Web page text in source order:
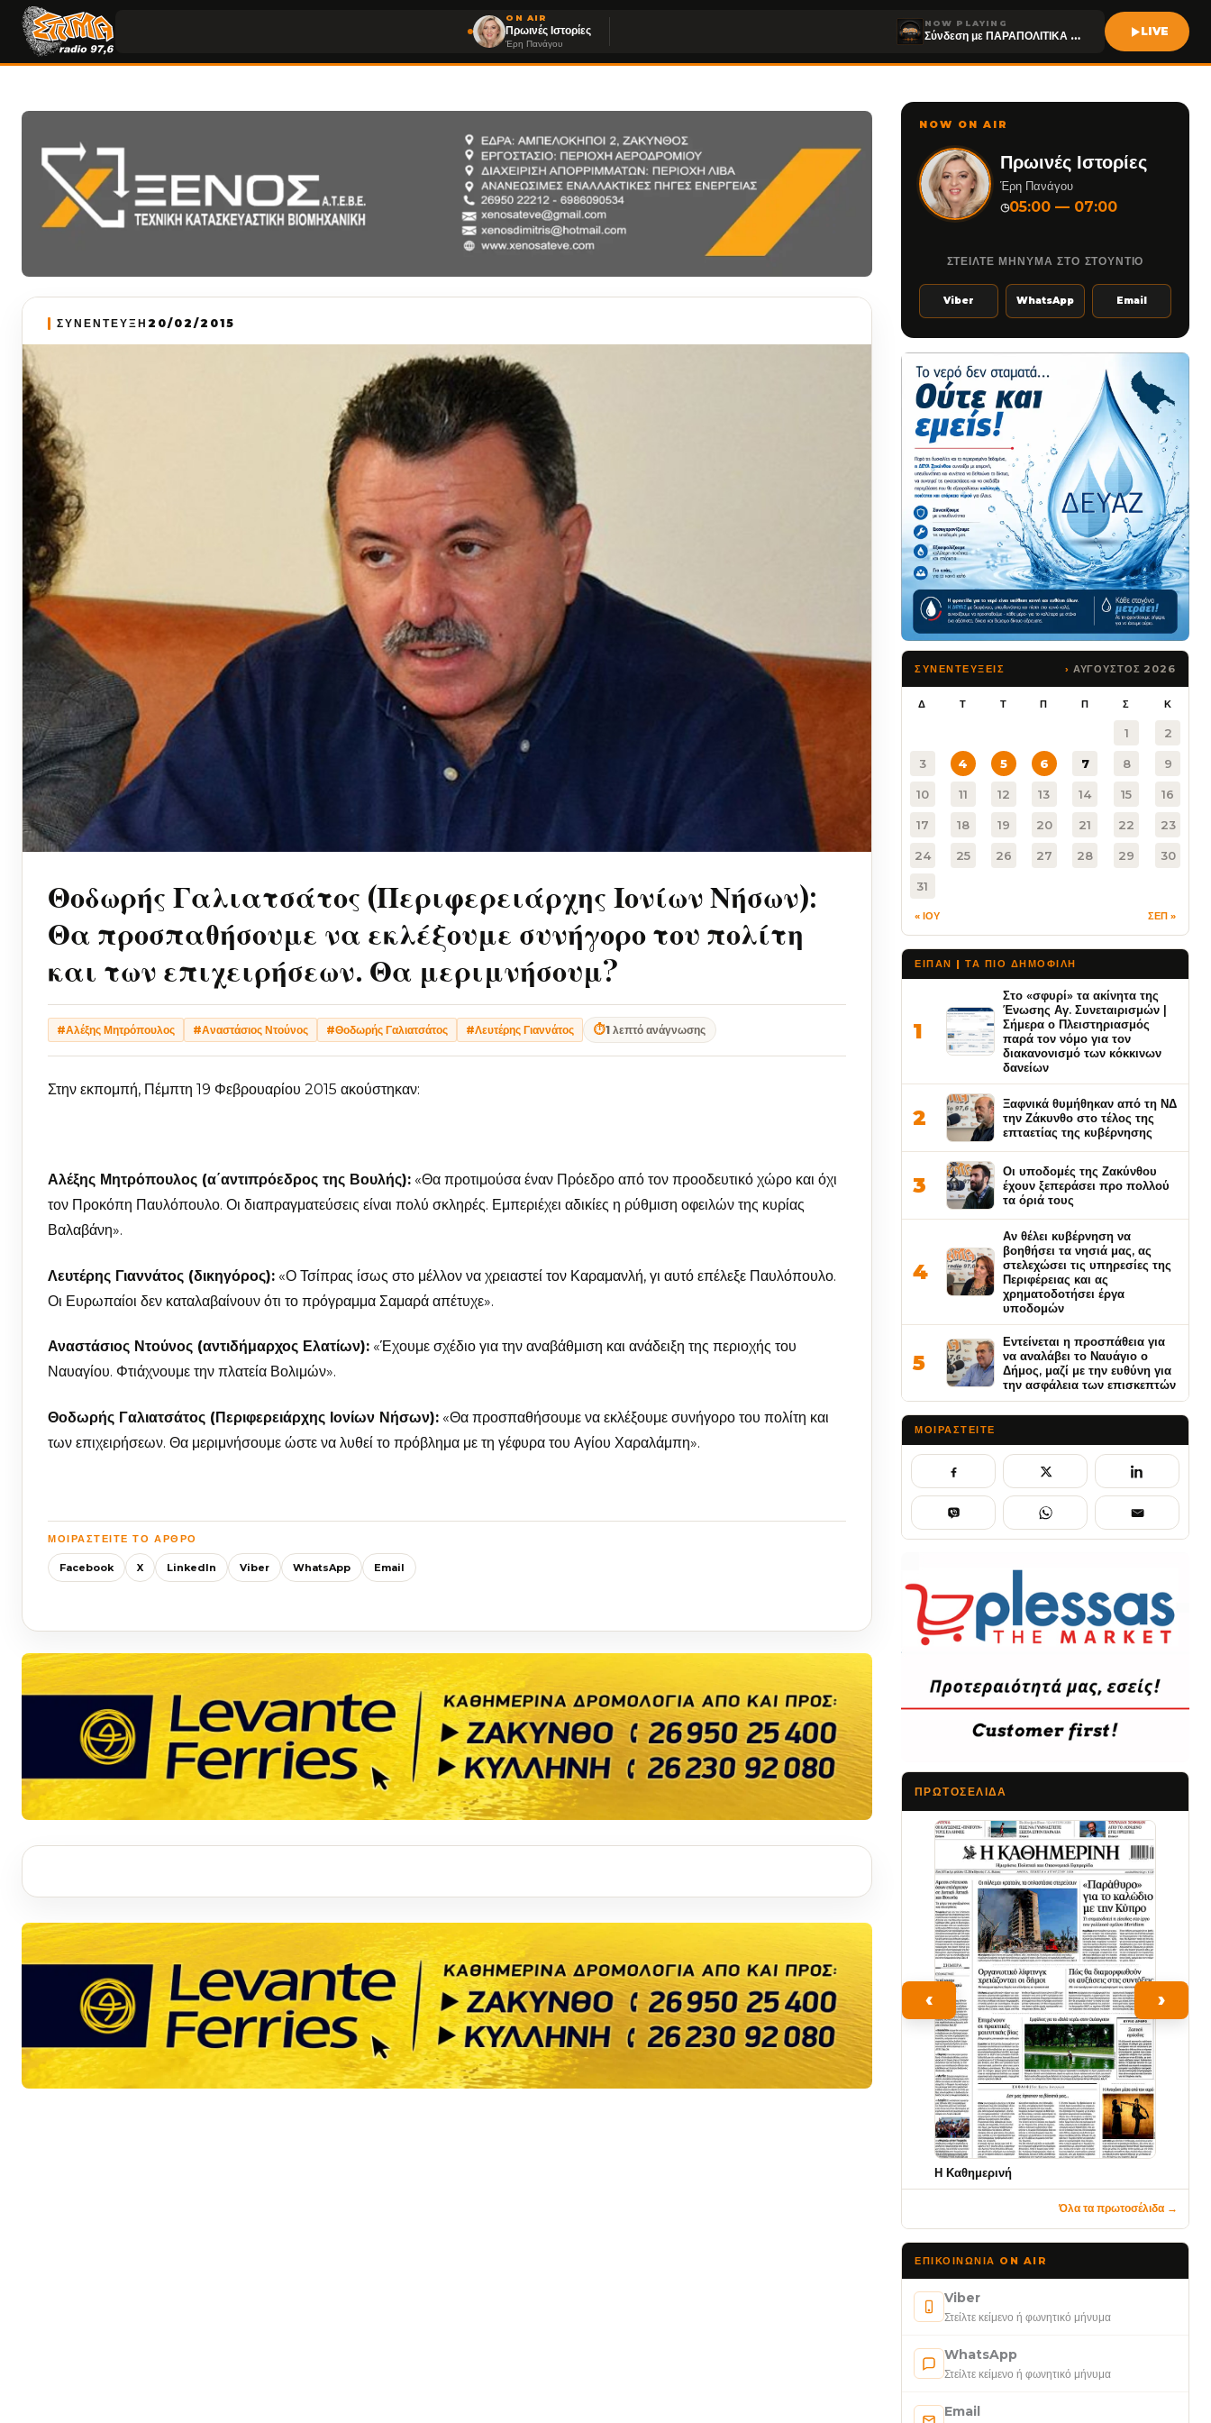
ON AIR
Πρωινές Ιστορίες
Έρη Πανάγου
NOW PLAYING
Σύνδεση με ΠΑΡΑΠΟΛΙΤΙΚΑ FM LIVE
ΣΥΝΕΝΤΕΥΞΗ 20/02/2015
Θοδωρής Γαλιατσάτος (Περιφερειάρχης Ιονίων Νήσων):
Θα προσπαθήσουμε να εκλέξουμε συνήγορο του πολίτη
και των επιχειρήσεων. Θα μεριμνήσουμ?
#Αλέξης Μητρόπουλος #Αναστάσιος Ντούνος #Θοδωρής Γαλιατσάτος #Λευτέρης Γιαννάτος ⏱1 λεπτό ανάγνωσης
Στην εκπομπή, Πέμπτη 19 Φεβρουαρίου 2015 ακούστηκαν:
Αλέξης Μητρόπουλος (α΄αντιπρόεδρος της Βουλής): «Θα προτιμούσα έναν Πρόεδρο από τον προοδευτικό χώρο και όχι
τον Προκόπη Παυλόπουλο. Οι διαπραγματεύσεις είναι πολύ σκληρές. Εμπεριέχει αδικίες η ρύθμιση οφειλών της κυρίας
Βαλαβάνη».
Λευτέρης Γιαννάτος (δικηγόρος): «Ο Τσίπρας ίσως στο μέλλον να χρειαστεί τον Καραμανλή, γι αυτό επέλεξε Παυλόπουλο.
Οι Ευρωπαίοι δεν καταλαβαίνουν ότι το πρόγραμμα Σαμαρά απέτυχε».
Αναστάσιος Ντούνος (αντιδήμαρχος Ελατίων): «Έχουμε σχέδιο για την αναβάθμιση και ανάδειξη της περιοχής του
Ναυαγίου. Φτιάχνουμε την πλατεία Βολιμών».
Θοδωρής Γαλιατσάτος (Περιφερειάρχης Ιονίων Νήσων): «Θα προσπαθήσουμε να εκλέξουμε συνήγορο του πολίτη και
των επιχειρήσεων. Θα μεριμνήσουμε ώστε να λυθεί το πρόβλημα με τη γέφυρα του Αγίου Χαραλάμπη».
ΜΟΙΡΑΣΤΕΊΤΕ ΤΟ ΆΡΘΡΟ
Facebook X LinkedIn Viber WhatsApp Email
NOW ON AIR
Πρωινές Ιστορίες
Έρη Πανάγου
◷05:00 — 07:00
ΣΤΕΙΛΤΕ ΜΗΝΥΜΑ ΣΤΟ ΣΤΟΥΝΤΙΟ
Viber WhatsApp Email
ΣΥΝΕΝΤΕΥΞΕΙΣ ΑΥΓΟΥΣΤΟΣ 2026
Δ Τ Τ Π Π Σ Κ
1 2
3 4 5 6 7 8 9
10 11 12 13 14 15 16
17 18 19 20 21 22 23
24 25 26 27 28 29 30
31
« ΙΟΥ ΣΕΠ »
ΕΙΠΑΝ | ΤΑ ΠΙΟ ΔΗΜΟΦΙΛΉ
1
Στο «σφυρί» τα ακίνητα της
Ένωσης Αγ. Συνεταιρισμών |
Σήμερα ο Πλειστηριασμός
παρά τον νόμο για τον
διακανονισμό των κόκκινων
δανείων
2
Ξαφνικά θυμήθηκαν από τη ΝΔ
την Ζάκυνθο στο τέλος της
επταετίας της κυβέρνησης
3
Οι υποδομές της Ζακύνθου
έχουν ξεπεράσει προ πολλού
τα όριά τους
4
Αν θέλει κυβέρνηση να
βοηθήσει τα νησιά μας, ας
στελεχώσει τις υπηρεσίες της
Περιφέρειας και ας
χρηματοδοτήσει έργα
υποδομών
5
Εντείνεται η προσπάθεια για
να αναλάβει το Ναυάγιο ο
Δήμος, μαζί με την ευθύνη για
την ασφάλεια των επισκεπτών
ΜΟΙΡΑΣΤΕΊΤΕ
ΠΡΩΤΟΣΈΛΙΔΑ
‹
Η Καθημερινή
›
Όλα τα πρωτοσέλιδα →
ΕΠΙΚΟΙΝΩΝΊΑ ON AIR
Viber
Στείλτε κείμενο ή φωνητικό μήνυμα
WhatsApp
Στείλτε κείμενο ή φωνητικό μήνυμα
Email